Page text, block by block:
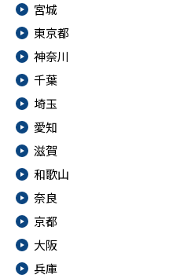
宮城
東京都
神奈川
千葉
埼玉
愛知
滋賀
和歌山
奈良
京都
大阪
兵庫